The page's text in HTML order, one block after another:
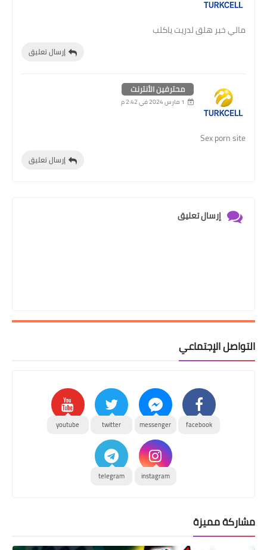
مالي خبر هلق لدريت ياكلب
إرسال تعليق
محترفين الأنترنت
1 مارس 2024 في 2:42 م
Sex porn site
إرسال تعليق
إرسال تعليق
التواصل الإجتماعي
facebook
messenger
twitter
youtube
instagram
telegram
مشاركة مميزة